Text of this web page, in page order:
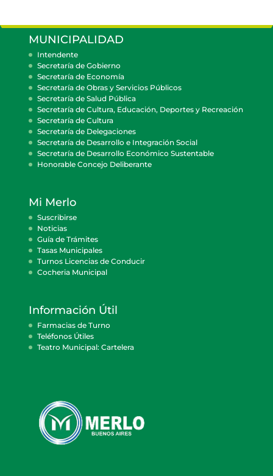
MUNICIPALIDAD
Intendente
Secretaría de Gobierno
Secretaría de Economía
Secretaría de Obras y Servicios Públicos
Secretaría de Salud Pública
Secretaría de Cultura, Educación, Deportes y Recreación
Secretaría de Cultura
Secretaría de Delegaciones
Secretaría de Desarrollo e Integración Social
Secretaría de Desarrollo Económico Sustentable
Honorable Concejo Deliberante
Mi Merlo
Suscribirse
Noticias
Guía de Trámites
Tasas Municipales
Turnos Licencias de Conducir
Cocheria Municipal
Información Útil
Farmacias de Turno
Teléfonos Útiles
Teatro Municipal: Cartelera